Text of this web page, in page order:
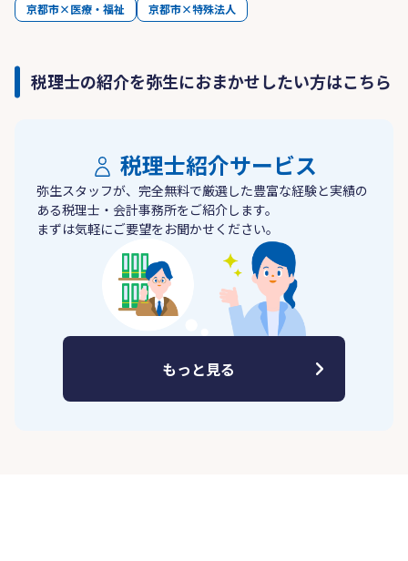
京都市×医療・福祉
京都市×特殊法人
税理士の紹介を弥生におまかせしたい方はこちら
税理士紹介サービス
弥生スタッフが、完全無料で厳選した豊富な経験と実績の
ある税理士・会計事務所をご紹介します。
まずは気軽にご要望をお聞かせください。
もっと見る